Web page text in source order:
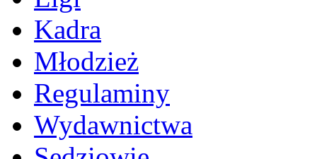
Kadra
Młodzież
Regulaminy
Wydawnictwa